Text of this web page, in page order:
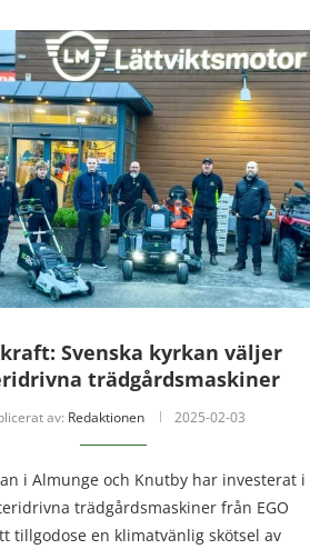
Svenska kyrkan väljer
trädgårdsmaskiner
av: Redaktionen 2025-02-03
i Almunge och Knutby har investerat i
trädgårdsmaskiner från EGO
tillgodose en klimatvänlig skötsel av